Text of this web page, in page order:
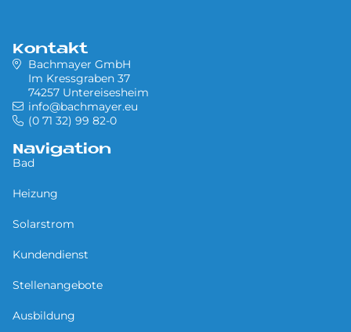
Kontakt
Bachmayer GmbH
Im Kressgraben 37
74257 Untereisesheim
info@bachmayer.eu
(0 71 32) 99 82-0
Navigation
Bad
Heizung
Solarstrom
Kundendienst
Stellenangebote
Ausbildung